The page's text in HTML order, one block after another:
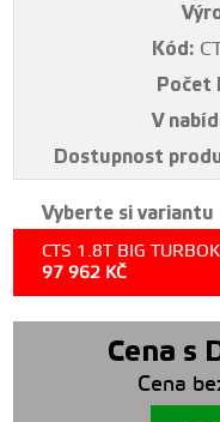
Kód:
Počet
V
Dostupnost
Vyberte si variantu
CTS 1.8T BIG
97 962 KČ
Cena s
Cena